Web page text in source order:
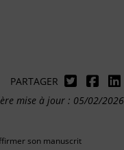
PARTAGER
mise à jour : 05/02/2026
son manuscrit